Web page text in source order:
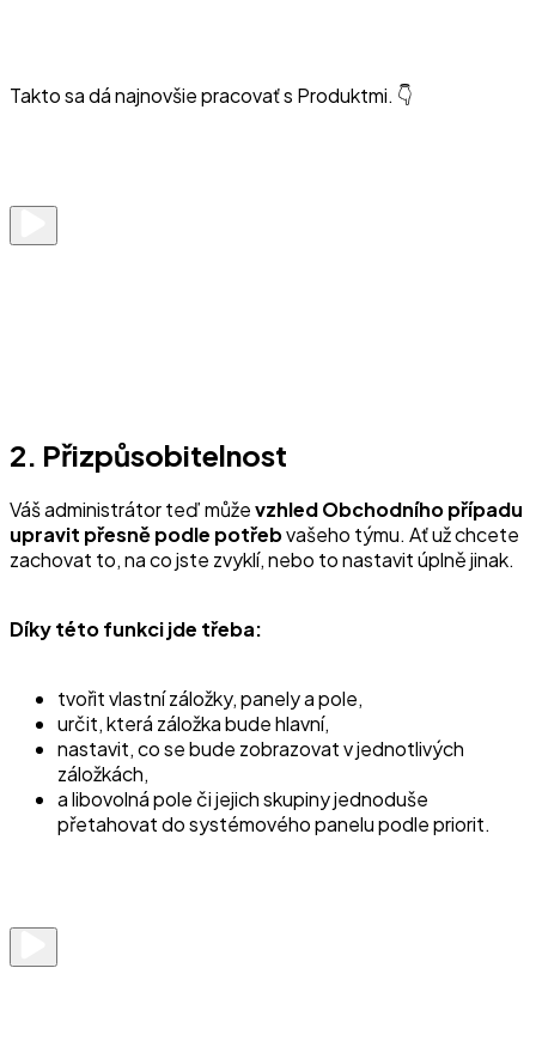
Takto sa dá najnovšie pracovať s Produktmi. 👇
2. Přizpůsobitelnost
Váš administrátor teď můževzhled Obchodního případu
upravit přesně podle potřebvašeho týmu. Ať už chcete
zachovat to, na co jste zvyklí, nebo to nastavit úplně jinak.
Díky této funkci jde třeba:
tvořit vlastní záložky, panely a pole,
určit, která záložka bude hlavní,
nastavit, co se bude zobrazovat v jednotlivých
záložkách,
a libovolná pole či jejich skupiny jednoduše
přetahovat do systémového panelu podle priorit.